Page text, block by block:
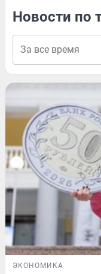
Новости по
ЭКОНОМИКА